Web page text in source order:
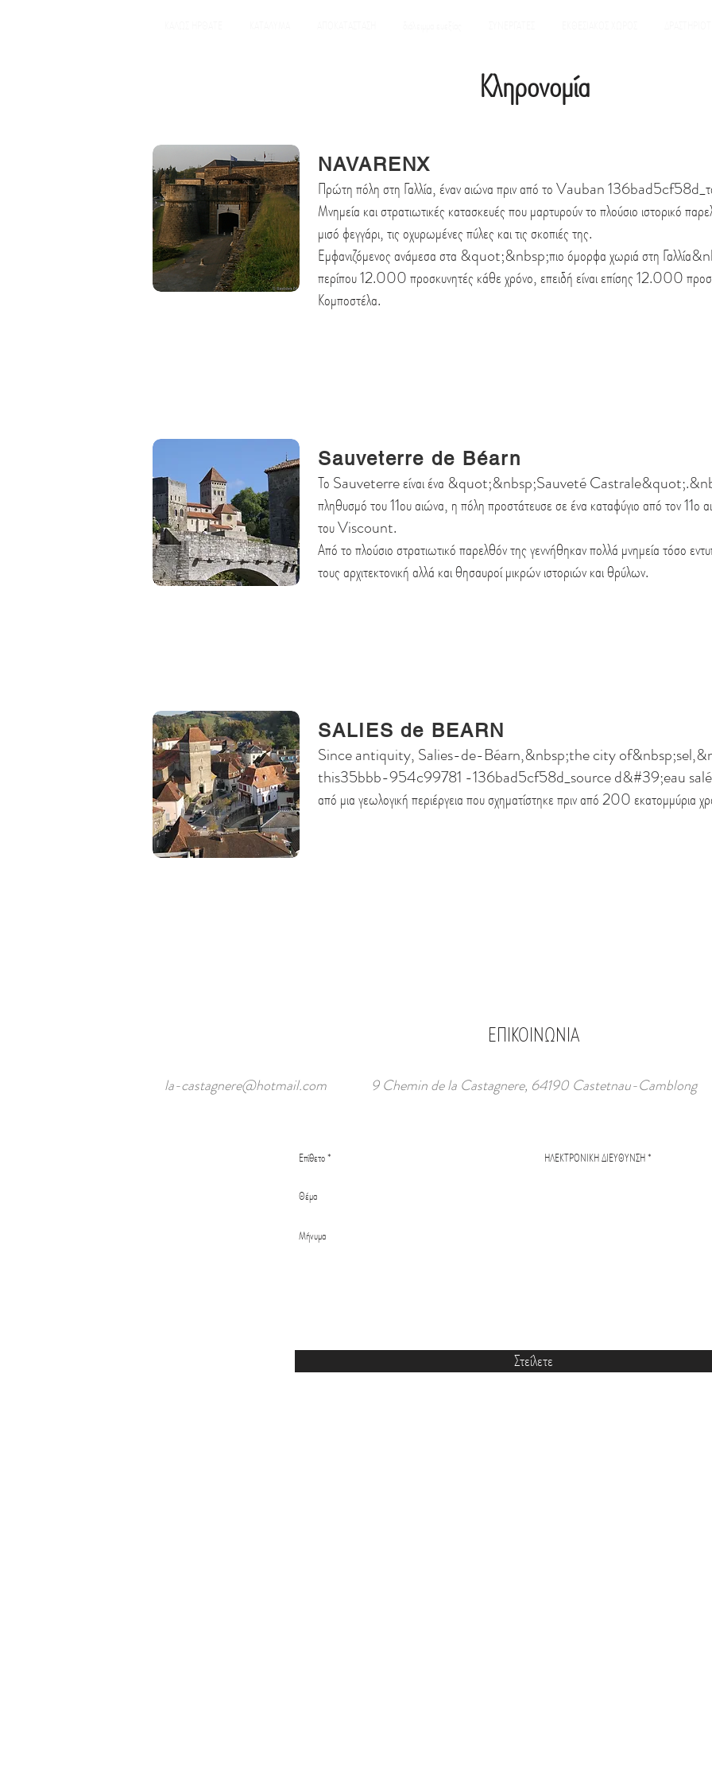
Κληρονομία
NAVARENX
Πρώτη πόλη στη Γαλλία, έναν αιώνα πριν από το Vauban
Μνημεία και στρατιωτικές κατασκευές που μαρτυρούν το πλούσιο ιστορικό
μισό φεγγάρι, τις οχυρωμένες πύλες και τις σκοπιές της.
Εμφανιζόμενος ανάμεσα στα &quot;&nbsp;πιο όμορφα χωριά στη
περίπου 12.000 προσκυνητές κάθε χρόνο, επειδή είναι επίσης 12.000
Κομποστέλα.
Sauveterre de Béarn
Το Sauveterre είναι ένα &quot;&nbsp;Sauveté
πληθυσμό του 11ου αιώνα, η πόλη προστάτευσε σε ένα καταφύγιο από τον 11ο
του Viscount.
Από το πλούσιο στρατιωτικό παρελθόν της γεννήθηκαν πολλά μνημεία τόσο
τους αρχιτεκτονική αλλά και θησαυροί μικρών ιστοριών και θρύλων.
SALIES de BEARN
Since antiquity, Salies-de-Béarn,&nbsp;the city
this35bbb-954c99781 -136bad5cf58d_source d&#39;eau
από μια γεωλογική περιέργεια που σχηματίστηκε πριν από 200 εκατομμύρια
ΕΠΙΚΟΙΝΩΝΙΑ
la-castagnere@hotmail.com 9 Chemin de la Castagnere, 64190 Castetnau-Camblong
Στείλετε